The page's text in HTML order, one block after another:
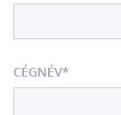
CÉGNÉV*